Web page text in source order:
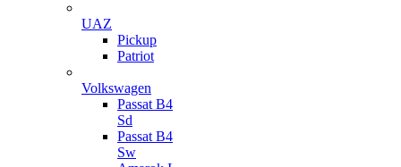
UAZ
Pickup
Patriot
Volkswagen
Passat B4
Sd
Passat B4
Sw